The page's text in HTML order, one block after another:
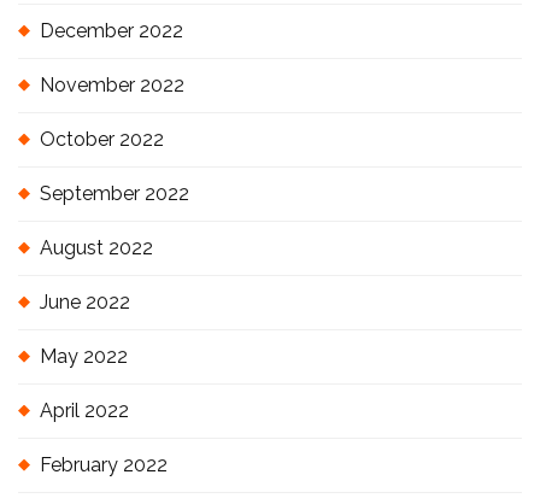
December 2022
November 2022
October 2022
September 2022
August 2022
June 2022
May 2022
April 2022
February 2022